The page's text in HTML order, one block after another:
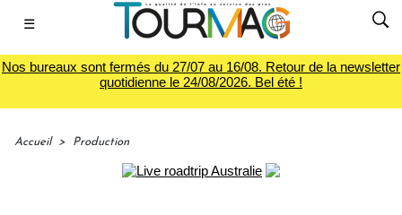
☰
Nos bureaux sont fermés du 27/07 au 16/08. Retour de la newsletter
quotidienne le 24/08/2026. Bel été !
Accueil > Production